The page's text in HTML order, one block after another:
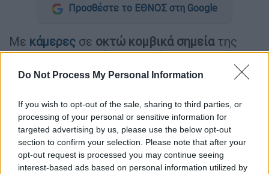
Do Not Process My Personal Information
If you wish to opt-out of the sale, sharing to third parties, or
processing of your personal or sensitive information for
targeted advertising by us, please use the below opt-out
section to confirm your selection. Please note that after your
opt-out request is processed you may continue seeing
interest-based ads based on personal information utilized by
Προσθέστε το ΕΘΝΟΣ στη Google
Με κάμερες σε οκτώ κομβικά σημείατης
Αττικής και σεδέκα γραμμές λεωφορείων,
ξεκινά το νέοπιλοτικό πρόγραμμαπου φέρει
Διακυβέρνησης,ΜεταφορώνκαιΠροστασίας
του Πολίτη, σύμφωνα με το ΑΠΕ-ΜΠΕ.
Πάνω από 2.000 κάμερες σε δρόμους
και 500 σε λεωφορεία